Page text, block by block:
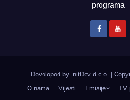
programa
Developed by InitDev d.o.o.
O nama
Vijesti Emisije TV